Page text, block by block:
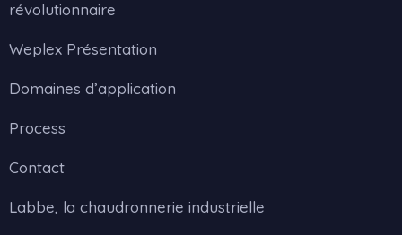
révolutionnaire
Weplex Présentation
Domaines d’application
Process
Contact
Labbe, la chaudronnerie industrielle